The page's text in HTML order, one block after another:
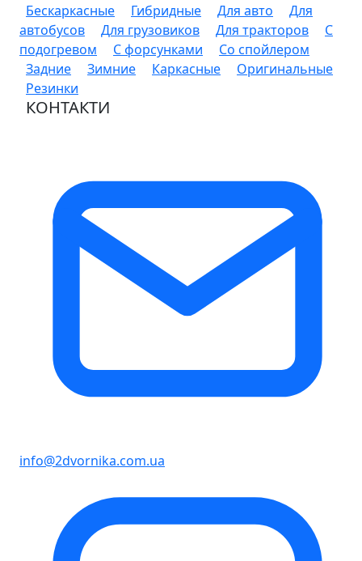
Бескаркасные Гибридные Для авто
Для
автобусов
Для грузовиков Для тракторов
С
подогревом
С форсунками
Со спойлером
Задние
Зимние Каркасные
Оригинальные
Резинки
КОНТАКТИ
info@2dvornika.com.ua